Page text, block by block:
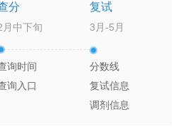
分
月中下旬
询时间
询入口
复试
3月-5月
分数线
复试信息
调剂信息